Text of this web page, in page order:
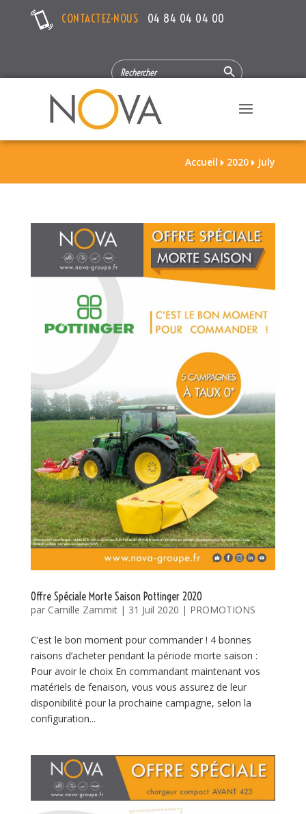
CONTACTEZ-NOUS 04 84 04 04 00
SEARCH
FOR:
Search Button
Accueil  2020  July
Offre Spéciale Morte Saison Pottinger 2020
par Camille Zammit| 31 Juil 2020 | PROMOTIONS
C’est le bon moment pour commander ! 4 bonnes
raisons d’acheter pendant la période morte saison :
Pour avoir le choix En commandant maintenant vos
matériels de fenaison, vous vous assurez de leur
disponibilité pour la prochaine campagne, selon la
configuration...